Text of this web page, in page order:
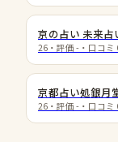
京の占い 未来占
26 ・評価 - ・口コミ
京都占い処銀月
26 ・評価 - ・口コミ